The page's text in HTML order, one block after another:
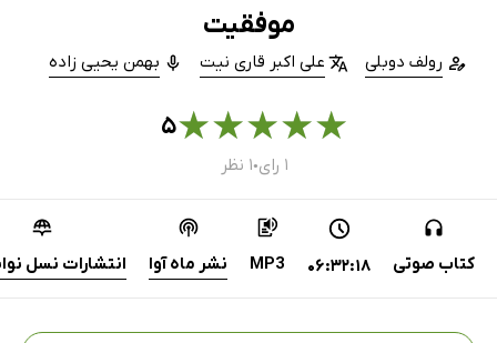
موفقیت
رولف دوبلی علی اکبر قاری نیت بهمن یحیی زاده
★
★
★
★
★۵
۱ رای ● ۱ نظر
کتاب صوتی 06:32:18
MP3 نشر ماه آوا انتشارات نسل